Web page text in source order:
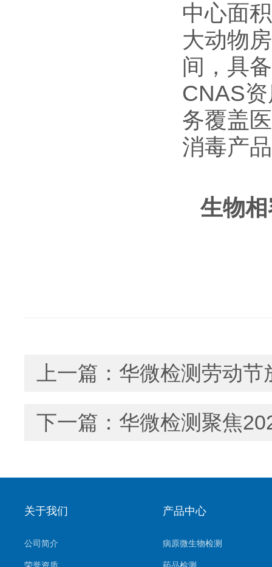
中心面
大动物
间，具
CNAS
务覆盖
消毒产
生物
上一篇： 华微检测劳动节
下一篇： 华微检测聚焦
关于我们
公司简介
产品中心
病原微生物检测